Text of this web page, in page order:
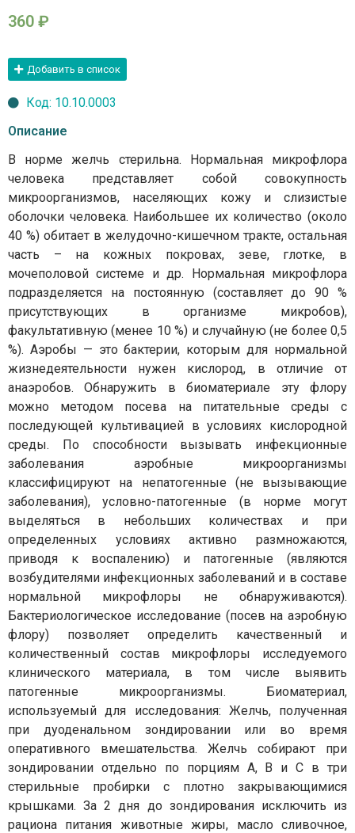
360 ₽
Добавить в список
Код: 10.10.0003
Описание
В норме желчь стерильна. Нормальная микрофлора
человека представляет собой совокупность
микроорганизмов, населяющих кожу и слизистые
оболочки человека. Наибольшее их количество (около
40 %) обитает в желудочно-кишечном тракте, остальная
часть – на кожных покровах, зеве, глотке, в
мочеполовой системе и др. Нормальная микрофлора
подразделяется на постоянную (составляет до 90 %
присутствующих в организме микробов),
факультативную (менее 10 %) и случайную (не более 0,5
%). Аэробы — это бактерии, которым для нормальной
жизнедеятельности нужен кислород, в отличие от
анаэробов. Обнаружить в биоматериале эту флору
можно методом посева на питательные среды с
последующей культивацией в условиях кислородной
среды. По способности вызывать инфекционные
заболевания аэробные микроорганизмы
классифицируют на непатогенные (не вызывающие
заболевания), условно-патогенные (в норме могут
выделяться в небольших количествах и при
определенных условиях активно размножаются,
приводя к воспалению) и патогенные (являются
возбудителями инфекционных заболеваний и в составе
нормальной микрофлоры не обнаруживаются).
Бактериологическое исследование (посев на аэробную
флору) позволяет определить качественный и
количественный состав микрофлоры исследуемого
клинического материала, в том числе выявить
патогенные микроорганизмы. Биоматериал,
используемый для исследования: Желчь, полученная
при дуоденальном зондировании или во время
оперативного вмешательства. Желчь собирают при
зондировании отдельно по порциям А, В и С в три
стерильные пробирки с плотно закрывающимися
крышками. За 2 дня до зондирования исключить из
рациона питания животные жиры, масло сливочное,